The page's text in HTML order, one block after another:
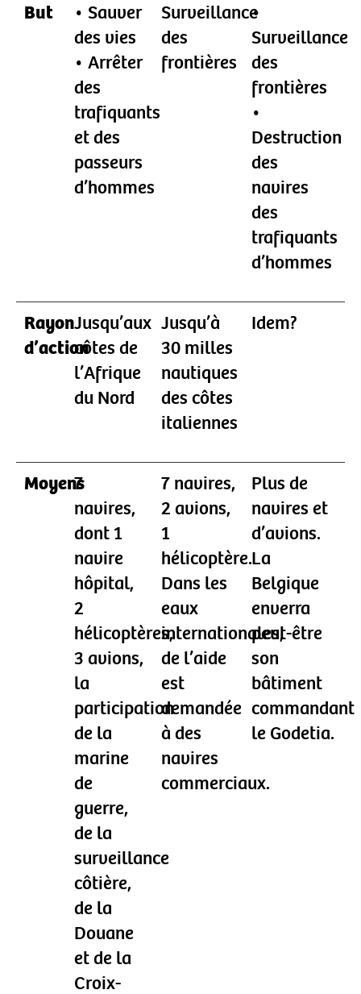
But
• Sauver
des vies
• Arrêter
des
trafiquants
et des
passeurs
d’hommes
Surveillance
des
frontières
•
Surveillance
des
frontières
•
Destruction
des
navires
des
trafiquants
d’hommes
Rayon
d’action
Jusqu’aux
côtes de
l’Afrique
du Nord
Jusqu’à
30 milles
nautiques
des côtes
italiennes
Idem?
Moyens
7
navires,
dont 1
navire
hôpital,
2
hélicoptères,
3 avions,
la
participation
de la
marine
de
guerre,
de la
surveillance
côtière,
de la
Douane
et de la
Croix-
7 navires,
2 avions,
1
hélicoptère.
Dans les
eaux
internationales,
de l’aide
est
demandée
à des
navires
commerciaux.
Plus de
navires et
d’avions.
La
Belgique
enverra
peut-être
son
bâtiment
commandant
le Godetia.